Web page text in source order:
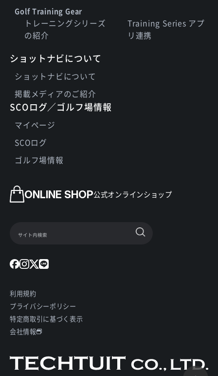
ONLINE SHOP公式オンラインショップ
利用規約
プライバシーポリシー
特定商取引に基づく表示
会社情報
Golf Training Gear
トレーニングシリーズ
の紹介
Training Series アプ
リ連携
ショットナビについて
ショットナビについて
掲載メディアのご紹介
SCOログ／ゴルフ場情報
マイページ
SCOログ
ゴルフ場情報